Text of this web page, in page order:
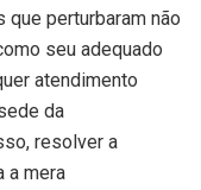
perturbaram não
seu adequado
atendimento
da
resolver a
a mera